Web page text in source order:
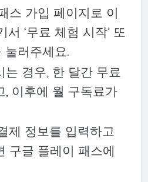
스 가입 페이지로 이
서 ‘무료 체험 시작’ 또
눌러주세요.
는 경우, 한 달간 무료
, 이후에 월 구독료가
제 정보를 입력하고
구글 플레이 패스에